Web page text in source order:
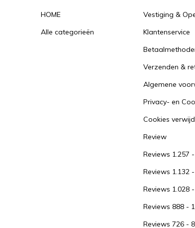
HOME
Alle categorieën
Vestiging &
Klantenservice
Verzenden &
Algemene
Privacy- en
Cookies
Review
Reviews 1.257
Reviews 1.132
Reviews 1.028
Reviews 888 -
Reviews 726 -